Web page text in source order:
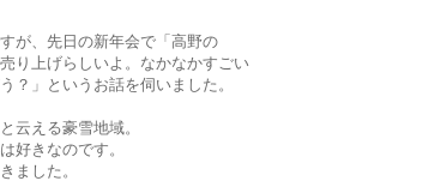
が、先日の新年会で「高野の
り上げらしいよ。なかなかすごい
？」というお話を伺いました。
云える豪雪地域。
好きなのです。
ました。